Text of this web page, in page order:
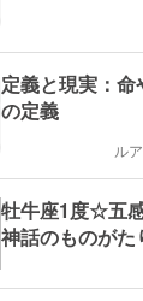
定義と現実：
の定義
ル
牡牛座1度☆五
神話のものがた